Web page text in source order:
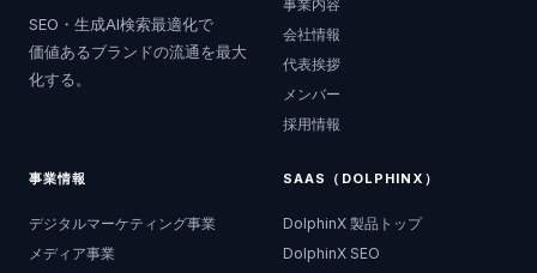
SEO・生成AI検索最適化で
価値あるブランドの流通を最大
化する。
事業内容
会社情報
代表挨拶
メンバー
採用情報
事業情報
デジタルマーケティング事業
メディア事業
SAAS（DOLPHINX）
DolphinX 製品トップ
DolphinX SEO